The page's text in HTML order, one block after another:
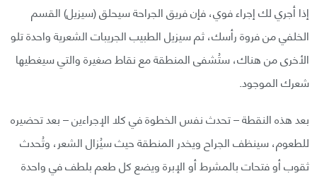
إذا أجري لك إجراء فوي، فإن فريق الجراحة سيحلق (سيزيل) القسم
الخلفي من فروة رأسك، ثم سيزيل الطبيب الجريبات الشعرية واحدة تلو
الأخرى من هناك، ستُشفى المنطقة مع نقاط صغيرة والتي سيغطيها
شعرك الموجود.
بعد هذه النقطة – تحدث نفس الخطوة في كلا الإجراءين – بعد تحضيره
للطعوم، سينظف الجراح ويخدر المنطقة حيث سيُزال الشعر، وتُحدث
ثقوب أو فتحات بالمشرط أو الإبرة ويضع كل طعم بلطف في واحدة